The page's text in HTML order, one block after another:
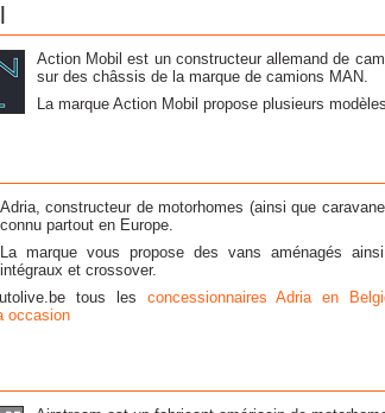
Action Mobil est un constructeur allemand de
sur des châssis de la marque de camions MAN.
La marque Action Mobil propose plusieurs
Adria, constructeur de motorhomes (ainsi que
connu partout en Europe.
La marque vous propose des vans aménagés
intégraux et crossover.
tous les concessionnaires Adria en
occasion